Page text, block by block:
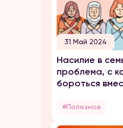
31 Май 2024
Насилие в
проблема, с
бороться
#Полезное